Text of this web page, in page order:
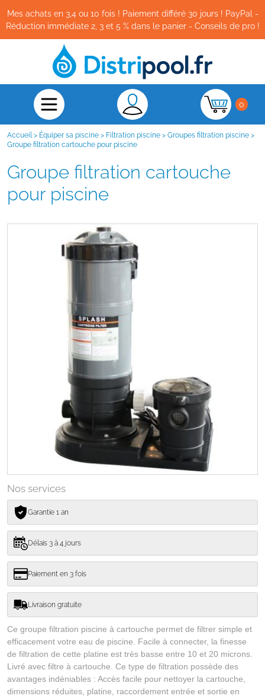
Mes achats en 3,4 ou 10 fois ! Paiement différé 30 jours ! PayPal -
Réduction immédiate 2, 3 et 5 % dans le panier - Conseils de pro !
0
Accueil > Équiper sa piscine > Filtration piscine > Groupes filtration piscine >
Groupe filtration cartouche pour piscine
Groupe filtration cartouche
pour piscine
Nos services
Garantie 1 an
Délais 3 à 4 jours
Paiement en 3 fois
Livraison gratuite
Ce groupe filtration piscine à cartouche permet de filtrer simple et
efficacement votre eau de piscine. Facile à connecter, la finesse
de filtration de cette platine est très basse entre 10 et 20 microns.
Livré avec filtre à cartouche. Ce type de filtration possède des
avantages indéniables : Accès facile pour nettoyer la cartouche,
dimensions réduites, platine, raccordement entrée et sortie en